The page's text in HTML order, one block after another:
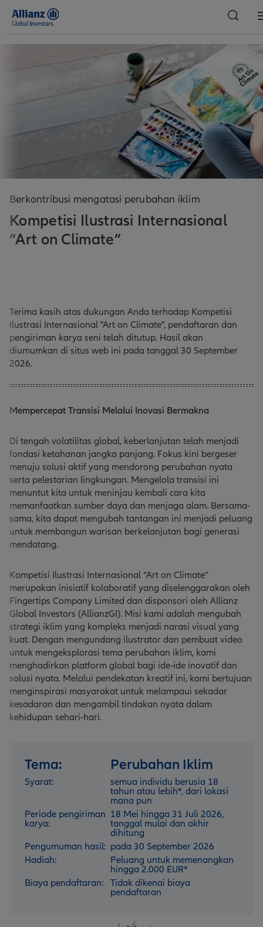
Berkontribusi mengatasi perubahan iklim
Kompetisi Ilustrasi Internasional
“Art on Climate”
Terima kasih atas dukungan Anda terhadap Kompetisi
Ilustrasi Internasional "Art on Climate", pendaftaran dan
pengiriman karya seni telah ditutup. Hasil akan
diumumkan di situs web ini pada tanggal 30 September
2026.
Mempercepat Transisi Melalui Inovasi Bermakna
Di tengah volatilitas global, keberlanjutan telah menjadi
fondasi ketahanan jangka panjang. Fokus kini bergeser
menuju solusi aktif yang mendorong perubahan nyata
serta pelestarian lingkungan. Mengelola transisi ini
menuntut kita untuk meninjau kembali cara kita
memanfaatkan sumber daya dan menjaga alam. Bersama-
sama, kita dapat mengubah tantangan ini menjadi peluang
untuk membangun warisan berkelanjutan bagi generasi
mendatang.
Kompetisi Ilustrasi Internasional “Art on Climate”
merupakan inisiatif kolaboratif yang diselenggarakan oleh
Fingertips Company Limited dan disponsori oleh Allianz
Global Investors (AllianzGI). Misi kami adalah mengubah
strategi iklim yang kompleks menjadi narasi visual yang
kuat. Dengan mengundang ilustrator dan pembuat video
untuk mengeksplorasi tema perubahan iklim, kami
menghadirkan platform global bagi ide-ide inovatif dan
solusi nyata. Melalui pendekatan kreatif ini, kami bertujuan
menginspirasi masyarakat untuk melampaui sekadar
kesadaran dan mengambil tindakan nyata dalam
kehidupan sehari-hari.
Tema: Perubahan Iklim
Syarat:
semua individu berusia 18
tahun atau lebih*, dari lokasi
mana pun
Periode pengiriman
karya:
18 Mei hingga 31 Juli 2026,
tanggal mulai dan akhir
dihitung
Pengumuman hasil: pada 30 September 2026
Hadiah:
Peluang untuk memenangkan
hingga 2.000 EUR*
Biaya pendaftaran: Tidak dikenai biaya
pendaftaran